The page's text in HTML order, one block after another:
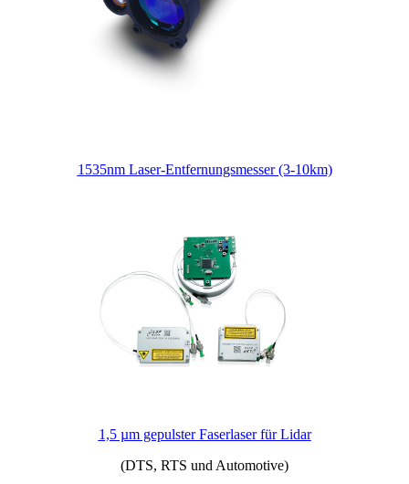
1535nm Laser-Entfernungsmesser (3-10km)
1,5 µm gepulster Faserlaser für Lidar
(DTS, RTS und Automotive)